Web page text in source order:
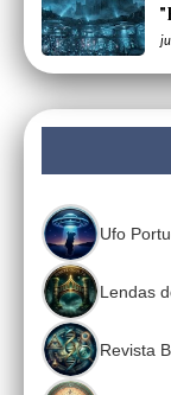
Ufo
Lendas
Revista